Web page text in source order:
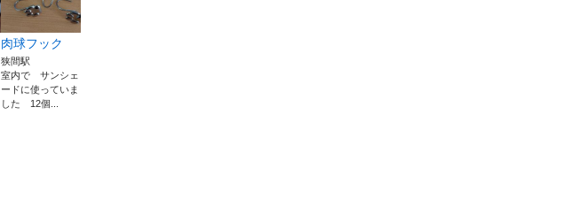
肉球フック
狭間駅
室内で サンシェ
ードに使っていま
した 12個...